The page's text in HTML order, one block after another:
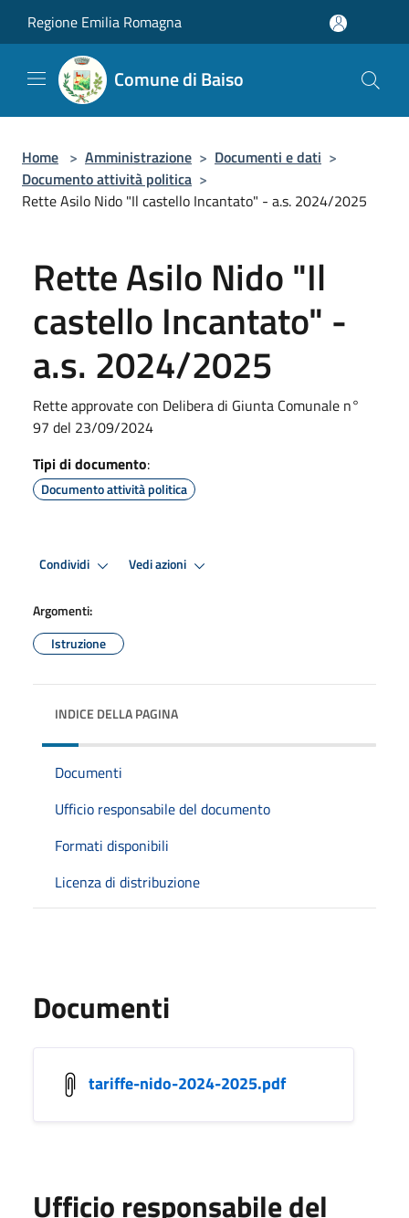
Regione Emilia Romagna
Comune di Baiso
Home > Amministrazione > Documenti e dati >
Documento attività politica >
Rette Asilo Nido "Il castello Incantato" - a.s. 2024/2025
Rette Asilo Nido "Il
castello Incantato" -
a.s. 2024/2025
Rette approvate con Delibera di Giunta Comunale n°
97 del 23/09/2024
Tipi di documento:
Documento attività politica
Condividi Vedi azioni
Argomenti:
Istruzione
INDICE DELLA PAGINA
Documenti
Ufficio responsabile del documento
Formati disponibili
Licenza di distribuzione
Documenti
tariffe-nido-2024-2025.pdf
Ufficio responsabile del